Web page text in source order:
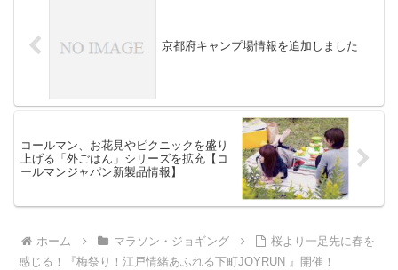
京都府キャンプ場情報を追加しました
コールマン、お花見やピクニックを盛り
上げる「外ごはん」シリーズを拡充【コ
ールマンジャパン新製品情報】
ホーム マラソン・ジョギング
桜より一足先に春を
感じる！『梅祭り！江戸情緒あふれる下町JOYRUN 』開催！